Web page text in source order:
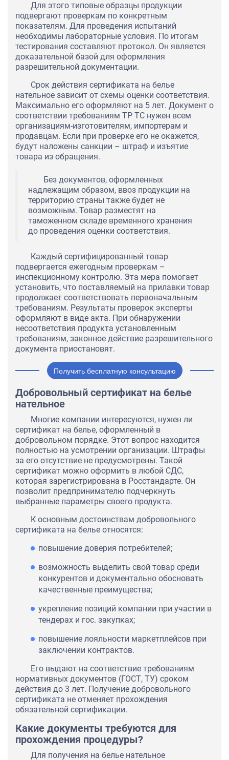
Для этого типовые образцы продукции
подвергают проверкам по конкретным
показателям. Для проведения испытаний
необходимы лабораторные условия. По итогам
тестирования составляют протокол. Он является
доказательной базой для оформления
разрешительной документации.
Срок действия сертификата на белье
нательное зависит от схемы оценки соответствия.
Максимально его оформляют на 5 лет. Документ о
соответствии требованиям ТР ТС нужен всем
организациям-изготовителям, импортерам и
продавцам. Если при проверке его не окажется,
будут наложены санкции – штраф и изъятие
товара из обращения.
Без документов, оформленных
надлежащим образом, ввоз продукции на
территорию страны также будет не
возможным. Товар разместят на
таможенном складе временного хранения
до проведения оценки соответствия.
Каждый сертифицированный товар
подвергается ежегодным проверкам –
инспекционному контролю. Эта мера помогает
установить, что поставляемый на прилавки товар
продолжает соответствовать первоначальным
требованиям. Результаты проверок эксперты
оформляют в виде акта. При обнаружении
несоответствия продукта установленным
требованиям, законное действие разрешительного
документа приостановят.
Получить бесплатную консультацию
Добровольный сертификат на белье
нательное
Многие компании интересуются, нужен ли
сертификат на белье, оформленный в
добровольном порядке. Этот вопрос находится
полностью на усмотрении организации. Штрафы
за его отсутствие не предусмотрены. Такой
сертификат можно оформить в любой СДС,
которая зарегистрирована в Росстандарте. Он
позволит предпринимателю подчеркнуть
выбранные параметры своего продукта.
К основным достоинствам добровольного
сертификата на белье относятся:
повышение доверия потребителей;
возможность выделить свой товар среди
конкурентов и документально обосновать
качественные преимущества;
укрепление позиций компании при участии в
тендерах и гос. закупках;
повышение лояльности маркетплейсов при
заключении контрактов.
Его выдают на соответствие требованиям
нормативных документов (ГОСТ, ТУ) сроком
действия до 3 лет. Получение добровольного
сертификата не отменяет прохождения
обязательной сертификации.
Какие документы требуются для
прохождения процедуры?
Для получения на белье нательное